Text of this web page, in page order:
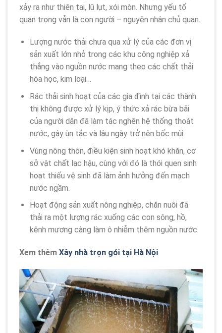
xảy ra như thiên tai, lũ lụt, xói mòn. Nhưng yếu tố
quan trọng vẫn là con người – nguyên nhân chủ quan.
Lượng nước thải chưa qua xử lý của các đơn vị
sản xuất lớn nhỏ trong các khu công nghiệp xả
thẳng vào nguồn nước mang theo các chất thải
hóa học, kim loại…
Rác thải sinh hoạt của các gia đình tại các thành
thị không được xử lý kịp, ý thức xả rác bừa bãi
của người dân đã làm tác nghẽn hệ thống thoát
nước, gây ùn tắc và lâu ngày trở nên bốc mùi.
Vùng nông thôn, điều kiện sinh hoạt khó khăn, cơ
sở vật chất lạc hậu, cùng với đó là thói quen sinh
hoạt thiếu vệ sinh đã làm ảnh hưởng đến mạch
nước ngầm.
Hoạt động sản xuất nông nghiệp, chăn nuôi đã
thải ra một lượng rác xuống các con sông, hồ,
kênh mương càng làm ô nhiễm thêm nguồn nước.
Xem thêm Xây nhà trọn gói tại Hà Nội